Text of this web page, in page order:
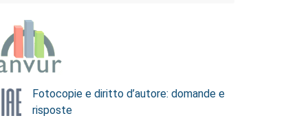
Fotocopie e diritto d’autore: domande e
risposte